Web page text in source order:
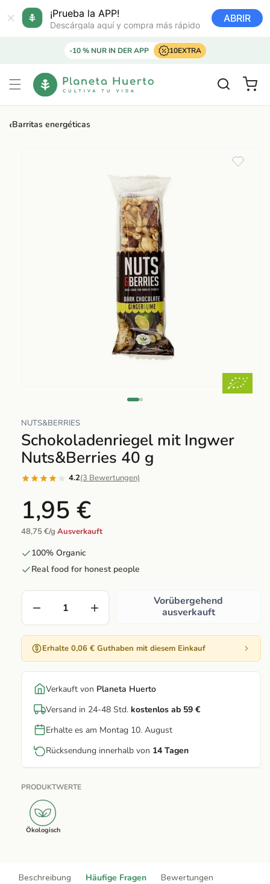
¡Prueba la APP!
Descárgala aquí y compra más rápido
ABRIR
directamente
al contenido
-10 % NUR IN DER APP 10EXTRA
Carrito
‹Barritas energéticas
multimedia
1
en
una
ventana
modal
NUTS&BERRIES
Schokoladenriegel mit Ingwer
Nuts&Berries 40 g
4.2(3 Bewertungen)
1,95 €
48,75 €/g·Ausverkauft
100% Organic
Real food for honest people
Vorübergehend
ausverkauft
Erhalte 0,06 € Guthaben mit diesem Einkauf
Verkauft von Planeta Huerto
Versand in 24-48 Std. kostenlos ab 59 €
Erhalte es am Montag 10. August
Rücksendung innerhalb von 14 Tagen
PRODUKTWERTE
Ökologisch
Beschreibung Häufige Fragen Bewertungen